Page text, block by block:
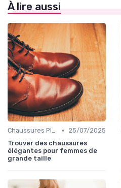
À lire aussi
Chaussures Plates et Ballerines •
25/07/2025
Trouver des chaussures
élégantes pour femmes de
grande taille